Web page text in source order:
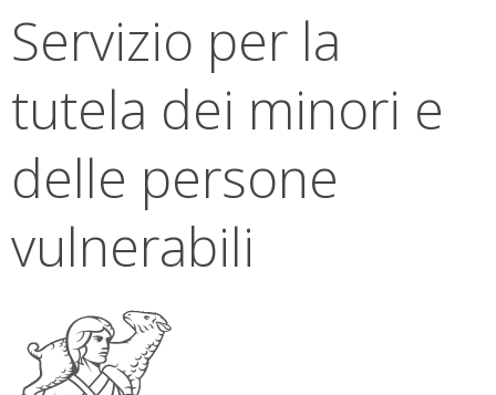
Servizio per la
tutela dei minori e
delle persone
vulnerabili